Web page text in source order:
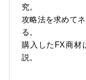
究。
攻略法を求めて
る。
購入したFX商材
説。